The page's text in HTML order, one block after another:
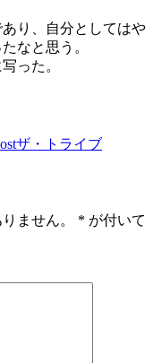
り、自分としてはや
なと思う。
った。
ザ・トライブ
ません。 * が付いて